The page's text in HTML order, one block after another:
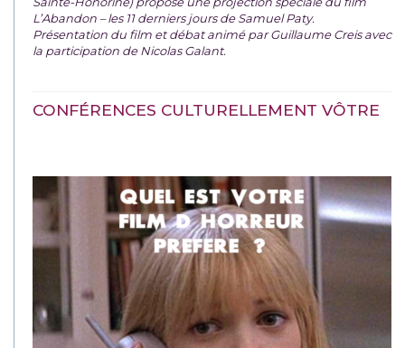
L’Abandon – les 11 derniers jours de Samuel Paty.
Présentation du film et débat animé par Guillaume Creis avec
la participation de Nicolas Galant.
CONFÉRENCES CULTURELLEMENT VÔTRE